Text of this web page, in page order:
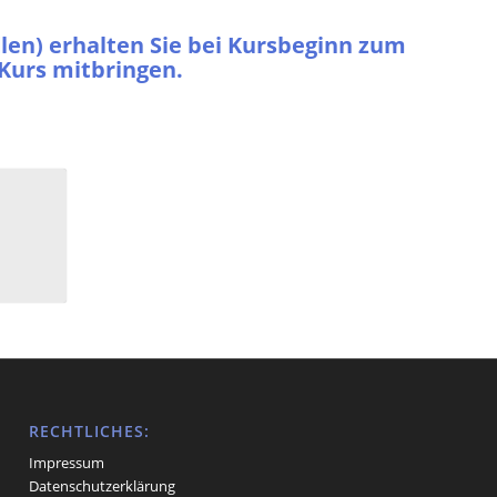
erhalten Sie bei Kursbeginn zum
mitbringen.
RECHTLICHES:
Impressum
Datenschutzerklärung